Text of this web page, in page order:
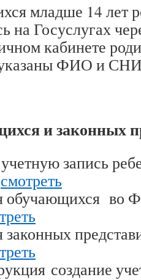
младше 14 лет
на Госуслугах
кабинете
ФИО и
и законных
запись
смотреть
обучающихся во
законных
создание